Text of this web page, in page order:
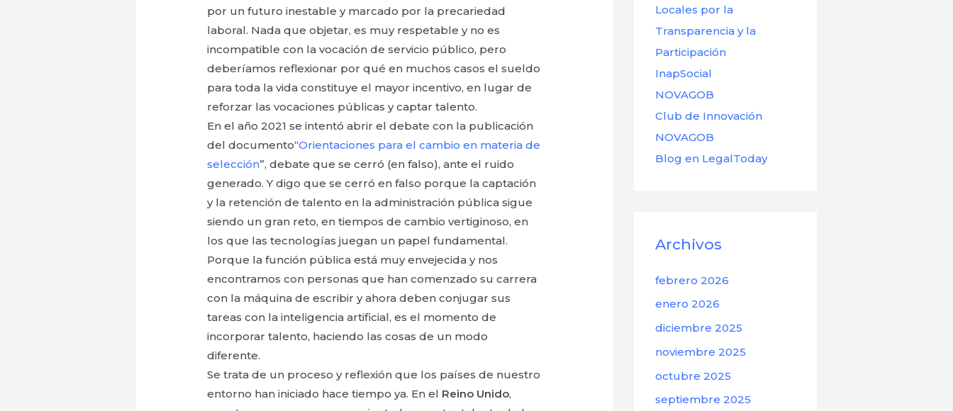
por un futuro inestable y marcado por la precariedad
laboral. Nada que objetar, es muy respetable y no es
incompatible con la vocación de servicio público, pero
deberíamos reflexionar por qué en muchos casos el sueldo
para toda la vida constituye el mayor incentivo, en lugar de
reforzar las vocaciones públicas y captar talento.
En el año 2021 se intentó abrir el debate con la publicación
del documento“Orientaciones para el cambio en materia de
selección”, debate que se cerró (en falso), ante el ruido
generado. Y digo que se cerró en falso porque la captación
y la retención de talento en la administración pública sigue
siendo un gran reto, en tiempos de cambio vertiginoso, en
los que las tecnologías juegan un papel fundamental.
Porque la función pública está muy envejecida y nos
encontramos con personas que han comenzado su carrera
con la máquina de escribir y ahora deben conjugar sus
tareas con la inteligencia artificial, es el momento de
incorporar talento, haciendo las cosas de un modo
diferente.
Se trata de un proceso y reflexión que los países de nuestro
entorno han iniciado hace tiempo ya. En el Reino Unido,
Locales por la
Transparencia y la
Participación
InapSocial
NOVAGOB
Club de Innovación
NOVAGOB
Blog en LegalToday
Archivos
febrero 2026
enero 2026
diciembre 2025
noviembre 2025
octubre 2025
septiembre 2025